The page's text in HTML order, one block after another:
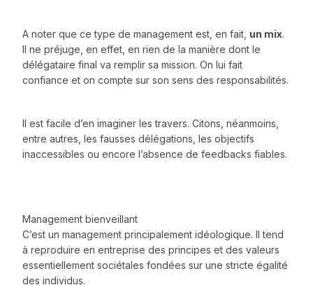
A noter que ce type de management est, en fait, un mix.
Il ne préjuge, en effet, en rien de la manière dont le
délégataire final va remplir sa mission. On lui fait
confiance et on compte sur son sens des responsabilités.
Il est facile d’en imaginer les travers. Citons, néanmoins,
entre autres, les fausses délégations, les objectifs
inaccessibles ou encore l’absence de feedbacks fiables.
Management bienveillant
C’est un management principalement idéologique. Il tend
à reproduire en entreprise des principes et des valeurs
essentiellement sociétales fondées sur une stricte égalité
des individus.